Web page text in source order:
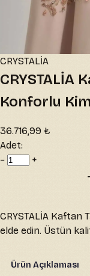
CRYSTALİA
CRYSTALİA
Konforlu
36.716,99 ₺
Adet:
−
+
CRYSTALİA Kaftan
elde edin. Üstün
Ürün Açıklaması